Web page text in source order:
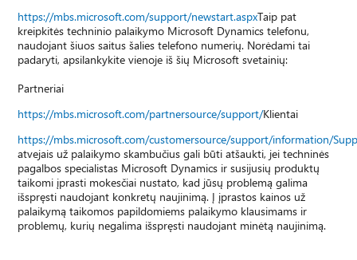
https://mbs.microsoft.com/support/newstart.aspxTaip pat
kreipkitės techninio palaikymo Microsoft Dynamics telefonu,
naudojant šiuos saitus šalies telefono numerių. Norėdami tai
padaryti, apsilankykite vienoje iš šių Microsoft svetainių:
Partneriai
https://mbs.microsoft.com/partnersource/support/Klientai
https://mbs.microsoft.com/customersource/support/information/
atvejais už palaikymo skambučius gali būti atšaukti, jei techninės
pagalbos specialistas Microsoft Dynamics ir susijusių produktų
taikomi įprasti mokesčiai nustato, kad jūsų problemą galima
išspręsti naudojant konkretų naujinimą. Į įprastos kainos už
palaikymą taikomos papildomiems palaikymo klausimams ir
problemų, kurių negalima išspręsti naudojant minėtą naujinimą.